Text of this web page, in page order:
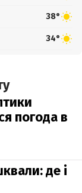
38°
34°
погода в
де і